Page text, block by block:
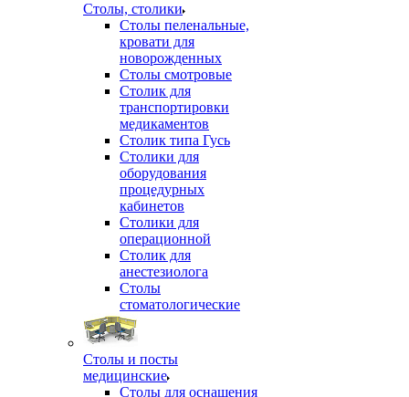
Столы, столики
Столы пеленальные,
кровати для
новорожденных
Столы смотровые
Столик для
транспортировки
медикаментов
Столик типа Гусь
Столики для
оборудования
процедурных
кабинетов
Столики для
операционной
Столик для
анестезиолога
Столы
стоматологические
Столы и посты
медицинские
Столы для оснащения